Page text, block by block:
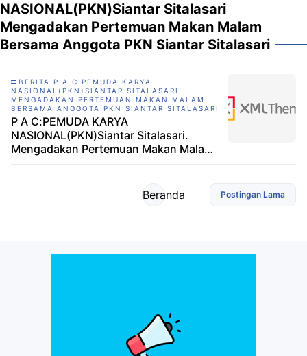
NASIONAL(PKN)Siantar Sitalasari
Mengadakan Pertemuan Makan Malam
Bersama Anggota PKN Siantar Sitalasari
BERITA.P A C:PEMUDA KARYA
NASIONAL(PKN)SIANTAR SITALASARI
MENGADAKAN PERTEMUAN MAKAN MALAM
BERSAMA ANGGOTA PKN SIANTAR SITALASARI
P A C:PEMUDA KARYA
NASIONAL(PKN)Siantar Sitalasari.
Mengadakan Pertemuan Makan Malam
Postingan Lama
Beranda